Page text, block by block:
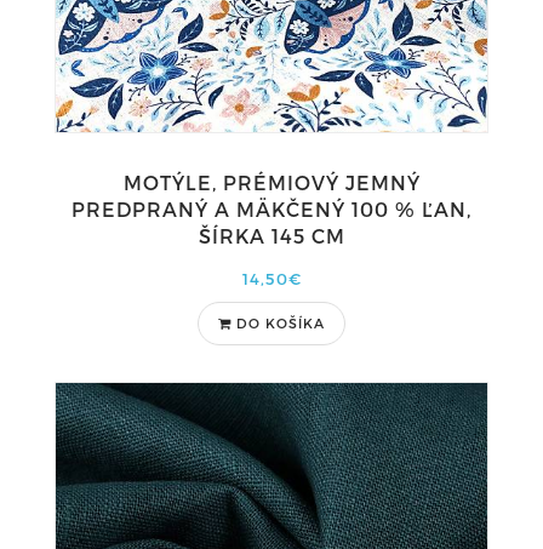
MOTÝLE, PRÉMIOVÝ JEMNÝ
PREDPRANÝ A MÄKČENÝ 100 % ĽAN,
ŠÍRKA 145 CM
14,50€
DO KOŠÍKA